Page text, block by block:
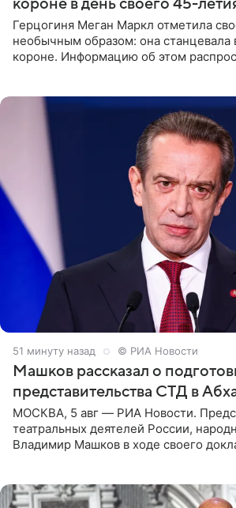
короне в день своего 45-
Герцогиня Меган Маркл отметила
необычным образом: она станцевала
короне. Информацию об этом
51 минуту назад © РИА Новости
Машков рассказал о
представительства СТД в
МОСКВА, 5 авг — РИА Новости.
театральных деятелей России,
Владимир Машков в ходе своего